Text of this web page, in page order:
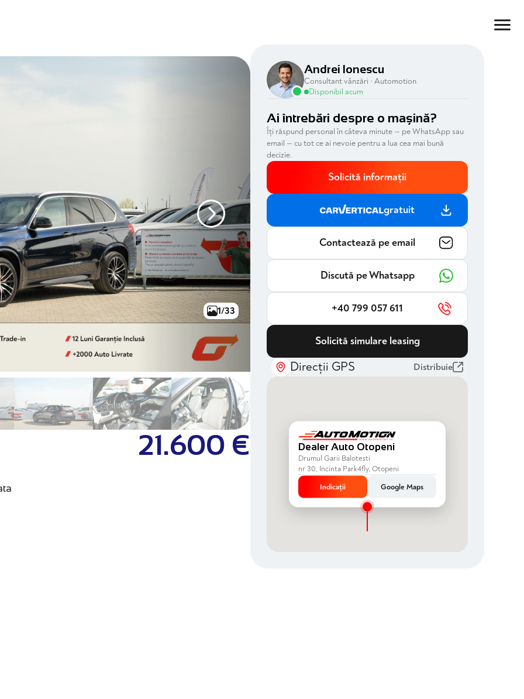
1/33
21.600 €
Andrei Ionescu
Consultant vânzări · Automotion
Disponibil acum
Ai întrebări despre o mașină?
Îți răspund personal în câteva minute — pe WhatsApp sau
email — cu tot ce ai nevoie pentru a lua cea mai bună
decizie.
Solicită informații
gratuit
Contactează pe email
Discută pe Whatsapp
+40 799 057 611
Solicită simulare leasing
Direcții GPS Distribuie
Dealer Auto Otopeni
Drumul Garii Balotesti
nr 30, Incinta Park4fly, Otopeni
Indicații
Google Maps